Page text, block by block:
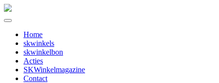
Home
skwinkels
skwinkelbon
Acties
SKWinkelmagazine
Contact